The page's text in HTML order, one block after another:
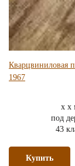
Кварцвиниловая
1967
x x
под
43
Купить